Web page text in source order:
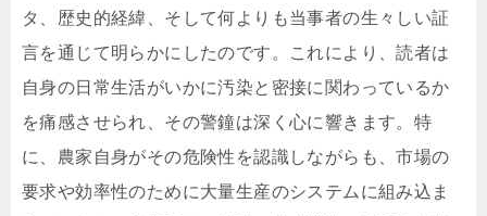
タ、歴史的経緯、そして何よりも当事者の生々しい証
言を通じて明らかにしたのです。これにより、読者は
自身の日常生活がいかに汚染と密接に関わっているか
を痛感させられ、その警鐘は深く心に響きます。特
に、農家自身がその危険性を認識しながらも、市場の
要求や効率性のために大量生産のシステムに組み込ま